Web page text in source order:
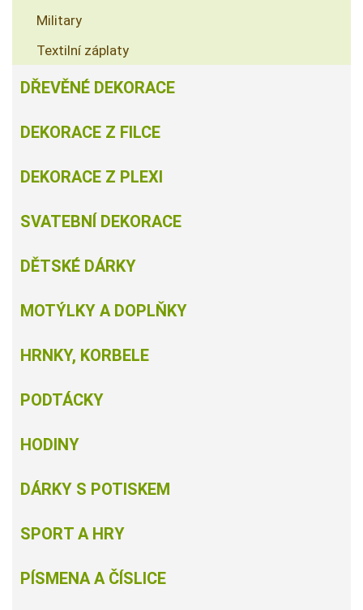
Military
Textilní záplaty
DŘEVĚNÉ DEKORACE
DEKORACE Z FILCE
DEKORACE Z PLEXI
SVATEBNÍ DEKORACE
DĚTSKÉ DÁRKY
MOTÝLKY A DOPLŇKY
HRNKY, KORBELE
PODTÁCKY
HODINY
DÁRKY S POTISKEM
SPORT A HRY
PÍSMENA A ČÍSLICE